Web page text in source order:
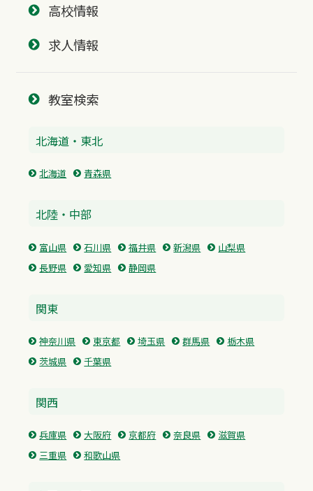
高校情報
求人情報
教室検索
北海道・東北
北海道 青森県
北陸・中部
富山県 石川県 福井県 新潟県
山梨県
長野県
愛知県 静岡県
関東
神奈川県 東京都 埼玉県 群馬県
栃木県
茨城県
千葉県
関西
兵庫県 大阪府 京都府 奈良県
滋賀県
三重県
和歌山県